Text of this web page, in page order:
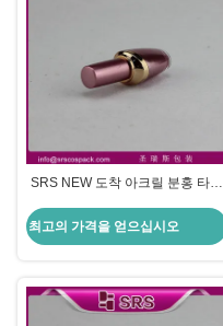
SRS NEW 도착 아크릴 분홍 타원
최고의 가격을 얻으십시오